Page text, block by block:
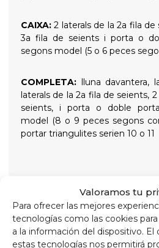
Valoramos tu
Para ofrecer las mejores
tecnologías como las cookies
a la información del dispositivo.
estas tecnologías nos permitirá
CAIXA: 2 laterals de la 2a fila de
3a fila de seients i porta o
segons model (5 o 6 peces
COMPLETA: lluna davantera,
laterals de la 2a fila de seients,
seients, i porta o doble
model (8 o 9 peces segons
portar triangulites serien 10 o 11
AÏLLENTS TÈRMICS 9 CAPES
Aïllant tèrmic i enfosquidor de 9
indicats per aïllar tant les altes